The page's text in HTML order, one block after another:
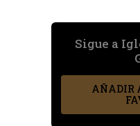
Sigue a
AÑADIR